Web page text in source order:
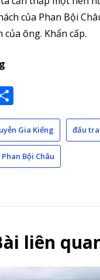
của Phan Bội
ông. Khẩn cấp.
Gia Kiểng đấu
Phan Bội Châu
liên